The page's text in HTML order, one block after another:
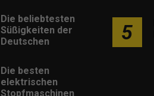
Die beliebtesten
Süßigkeiten der
Deutschen
Die besten
elektrischen
Stopfmaschinen
5